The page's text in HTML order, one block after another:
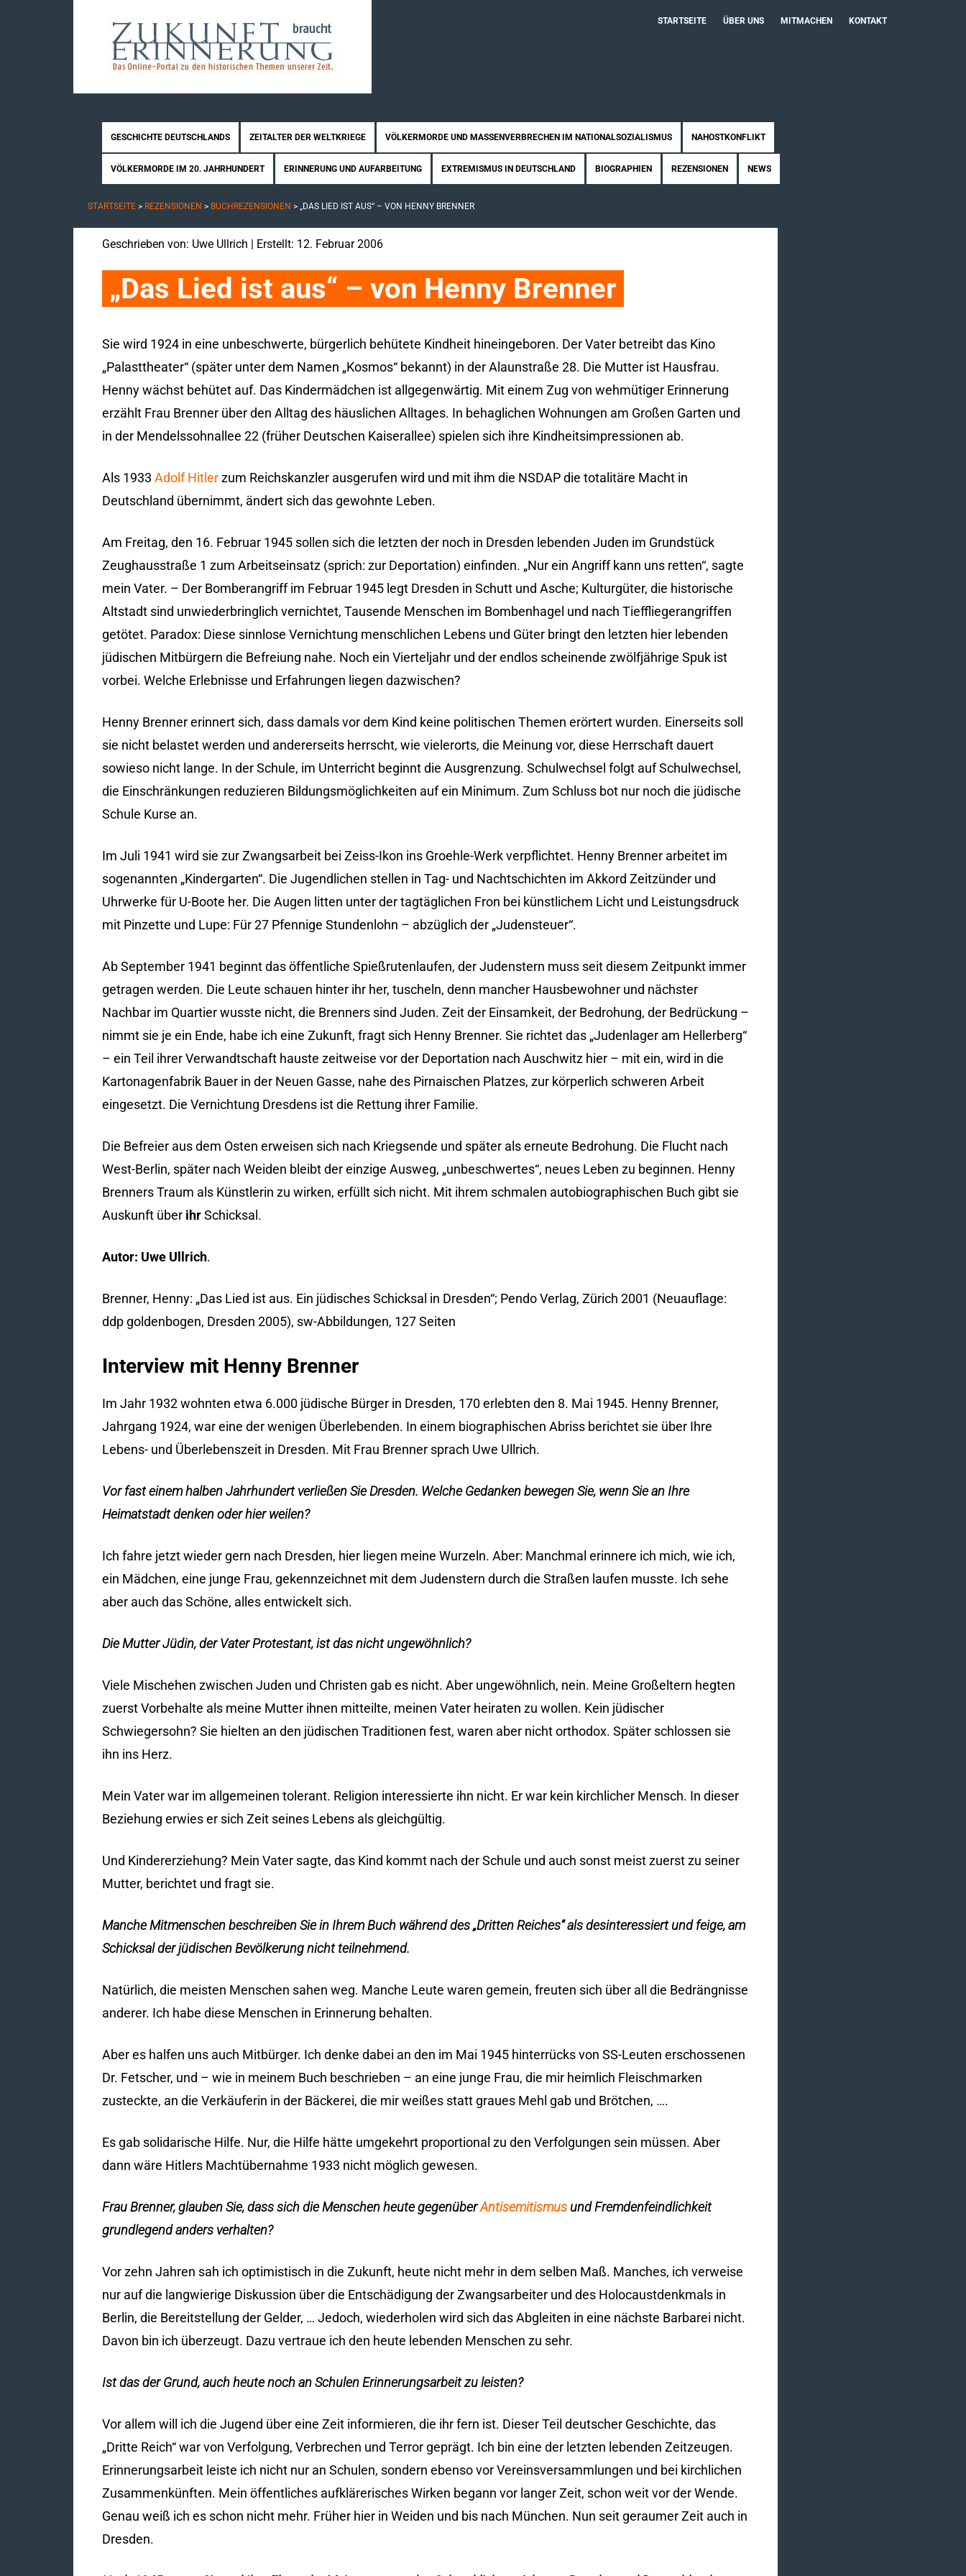
STARTSEITE ÜBER UNS MITMACHEN KONTAKT
GESCHICHTE DEUTSCHLANDS ZEITALTER DER WELTKRIEGE VÖLKERMORDE UND MASSENVERBRECHEN IM NATIONALSOZIALISMUS NAHOSTKONFLIKT
VÖLKERMORDE IM 20. JAHRHUNDERT ERINNERUNG UND AUFARBEITUNG EXTREMISMUS IN DEUTSCHLAND BIOGRAPHIEN REZENSIONEN NEWS
STARTSEITE > REZENSIONEN > BUCHREZENSIONEN > „DAS LIED IST AUS“ – VON HENNY BRENNER
Geschrieben von: Uwe Ullrich | Erstellt: 12. Februar 2006
„Das Lied ist aus“ – von Henny Brenner
Sie wird 1924 in eine unbeschwerte, bürgerlich behütete Kindheit hineingeboren. Der Vater betreibt das Kino
„Palasttheater“ (später unter dem Namen „Kosmos“ bekannt) in der Alaunstraße 28. Die Mutter ist Hausfrau.
Henny wächst behütet auf. Das Kindermädchen ist allgegenwärtig. Mit einem Zug von wehmütiger Erinnerung
erzählt Frau Brenner über den Alltag des häuslichen Alltages. In behaglichen Wohnungen am Großen Garten und
in der Mendelssohnallee 22 (früher Deutschen Kaiserallee) spielen sich ihre Kindheitsimpressionen ab.
Als 1933 Adolf Hitlerzum Reichskanzler ausgerufen wird und mit ihm die NSDAP die totalitäre Macht in
Deutschland übernimmt, ändert sich das gewohnte Leben.
Am Freitag, den 16. Februar 1945 sollen sich die letzten der noch in Dresden lebenden Juden im Grundstück
Zeughausstraße 1 zum Arbeitseinsatz (sprich: zur Deportation) einfinden. „Nur ein Angriff kann uns retten“, sagte
mein Vater. – Der Bomberangriff im Februar 1945 legt Dresden in Schutt und Asche; Kulturgüter, die historische
Altstadt sind unwiederbringlich vernichtet, Tausende Menschen im Bombenhagel und nach Tieffliegerangriffen
getötet. Paradox: Diese sinnlose Vernichtung menschlichen Lebens und Güter bringt den letzten hier lebenden
jüdischen Mitbürgern die Befreiung nahe. Noch ein Vierteljahr und der endlos scheinende zwölfjährige Spuk ist
vorbei. Welche Erlebnisse und Erfahrungen liegen dazwischen?
Henny Brenner erinnert sich, dass damals vor dem Kind keine politischen Themen erörtert wurden. Einerseits soll
sie nicht belastet werden und andererseits herrscht, wie vielerorts, die Meinung vor, diese Herrschaft dauert
sowieso nicht lange. In der Schule, im Unterricht beginnt die Ausgrenzung. Schulwechsel folgt auf Schulwechsel,
die Einschränkungen reduzieren Bildungsmöglichkeiten auf ein Minimum. Zum Schluss bot nur noch die jüdische
Schule Kurse an.
Im Juli 1941 wird sie zur Zwangsarbeit bei Zeiss-Ikon ins Groehle-Werk verpflichtet. Henny Brenner arbeitet im
sogenannten „Kindergarten“. Die Jugendlichen stellen in Tag- und Nachtschichten im Akkord Zeitzünder und
Uhrwerke für U-Boote her. Die Augen litten unter der tagtäglichen Fron bei künstlichem Licht und Leistungsdruck
mit Pinzette und Lupe: Für 27 Pfennige Stundenlohn – abzüglich der „Judensteuer“.
Ab September 1941 beginnt das öffentliche Spießrutenlaufen, der Judenstern muss seit diesem Zeitpunkt immer
getragen werden. Die Leute schauen hinter ihr her, tuscheln, denn mancher Hausbewohner und nächster
Nachbar im Quartier wusste nicht, die Brenners sind Juden. Zeit der Einsamkeit, der Bedrohung, der Bedrückung –
nimmt sie je ein Ende, habe ich eine Zukunft, fragt sich Henny Brenner. Sie richtet das „Judenlager am Hellerberg“
– ein Teil ihrer Verwandtschaft hauste zeitweise vor der Deportation nach Auschwitz hier – mit ein, wird in die
Kartonagenfabrik Bauer in der Neuen Gasse, nahe des Pirnaischen Platzes, zur körperlich schweren Arbeit
eingesetzt. Die Vernichtung Dresdens ist die Rettung ihrer Familie.
Die Befreier aus dem Osten erweisen sich nach Kriegsende und später als erneute Bedrohung. Die Flucht nach
West-Berlin, später nach Weiden bleibt der einzige Ausweg, „unbeschwertes“, neues Leben zu beginnen. Henny
Brenners Traum als Künstlerin zu wirken, erfüllt sich nicht. Mit ihrem schmalen autobiographischen Buch gibt sie
Auskunft über ihrSchicksal.
Autor: Uwe Ullrich.
Brenner, Henny: „Das Lied ist aus. Ein jüdisches Schicksal in Dresden“; Pendo Verlag, Zürich 2001 (Neuauflage:
ddp goldenbogen, Dresden 2005), sw-Abbildungen, 127 Seiten
Interview mit Henny Brenner
Im Jahr 1932 wohnten etwa 6.000 jüdische Bürger in Dresden, 170 erlebten den 8. Mai 1945. Henny Brenner,
Jahrgang 1924, war eine der wenigen Überlebenden. In einem biographischen Abriss berichtet sie über Ihre
Lebens- und Überlebenszeit in Dresden. Mit Frau Brenner sprach Uwe Ullrich.
Vor fast einem halben Jahrhundert verließen Sie Dresden. Welche Gedanken bewegen Sie, wenn Sie an Ihre
Heimatstadt denken oder hier weilen?
Ich fahre jetzt wieder gern nach Dresden, hier liegen meine Wurzeln. Aber: Manchmal erinnere ich mich, wie ich,
ein Mädchen, eine junge Frau, gekennzeichnet mit dem Judenstern durch die Straßen laufen musste. Ich sehe
aber auch das Schöne, alles entwickelt sich.
Die Mutter Jüdin, der Vater Protestant, ist das nicht ungewöhnlich?
Viele Mischehen zwischen Juden und Christen gab es nicht. Aber ungewöhnlich, nein. Meine Großeltern hegten
zuerst Vorbehalte als meine Mutter ihnen mitteilte, meinen Vater heiraten zu wollen. Kein jüdischer
Schwiegersohn? Sie hielten an den jüdischen Traditionen fest, waren aber nicht orthodox. Später schlossen sie
ihn ins Herz.
Mein Vater war im allgemeinen tolerant. Religion interessierte ihn nicht. Er war kein kirchlicher Mensch. In dieser
Beziehung erwies er sich Zeit seines Lebens als gleichgültig.
Und Kindererziehung? Mein Vater sagte, das Kind kommt nach der Schule und auch sonst meist zuerst zu seiner
Mutter, berichtet und fragt sie.
Manche Mitmenschen beschreiben Sie in Ihrem Buch während des „Dritten Reiches“ als desinteressiert und feige, am
Schicksal der jüdischen Bevölkerung nicht teilnehmend.
Natürlich, die meisten Menschen sahen weg. Manche Leute waren gemein, freuten sich über all die Bedrängnisse
anderer. Ich habe diese Menschen in Erinnerung behalten.
Aber es halfen uns auch Mitbürger. Ich denke dabei an den im Mai 1945 hinterrücks von SS-Leuten erschossenen
Dr. Fetscher, und – wie in meinem Buch beschrieben – an eine junge Frau, die mir heimlich Fleischmarken
zusteckte, an die Verkäuferin in der Bäckerei, die mir weißes statt graues Mehl gab und Brötchen, ….
Es gab solidarische Hilfe. Nur, die Hilfe hätte umgekehrt proportional zu den Verfolgungen sein müssen. Aber
dann wäre Hitlers Machtübernahme 1933 nicht möglich gewesen.
Frau Brenner, glauben Sie, dass sich die Menschen heute gegenüberAntisemitismus und Fremdenfeindlichkeit
grundlegend anders verhalten?
Vor zehn Jahren sah ich optimistisch in die Zukunft, heute nicht mehr in dem selben Maß. Manches, ich verweise
nur auf die langwierige Diskussion über die Entschädigung der Zwangsarbeiter und des Holocaustdenkmals in
Berlin, die Bereitstellung der Gelder, … Jedoch, wiederholen wird sich das Abgleiten in eine nächste Barbarei nicht.
Davon bin ich überzeugt. Dazu vertraue ich den heute lebenden Menschen zu sehr.
Ist das der Grund, auch heute noch an Schulen Erinnerungsarbeit zu leisten?
Vor allem will ich die Jugend über eine Zeit informieren, die ihr fern ist. Dieser Teil deutscher Geschichte, das
„Dritte Reich“ war von Verfolgung, Verbrechen und Terror geprägt. Ich bin eine der letzten lebenden Zeitzeugen.
Erinnerungsarbeit leiste ich nicht nur an Schulen, sondern ebenso vor Vereinsversammlungen und bei kirchlichen
Zusammenkünften. Mein öffentliches aufklärerisches Wirken begann vor langer Zeit, schon weit vor der Wende.
Genau weiß ich es schon nicht mehr. Früher hier in Weiden und bis nach München. Nun seit geraumer Zeit auch in
Dresden.